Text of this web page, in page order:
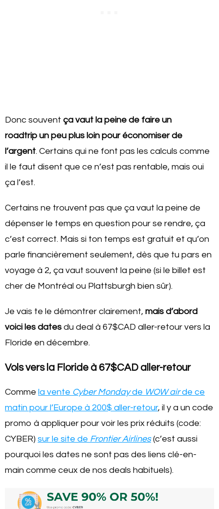
Donc souvent ça vaut la peine de faire un
roadtrip un peu plus loin pour économiser de
l’argent. Certains qui ne font pas les calculs comme
il le faut disent que ce n’est pas rentable, mais oui
ça l’est.
Certains ne trouvent pas que ça vaut la peine de
dépenser le temps en question pour se rendre, ça
c’est correct. Mais si ton temps est gratuit et qu’on
parle financièrement seulement, dès que tu pars en
voyage à 2, ça vaut souvent la peine (si le billet est
cher de Montréal ou Plattsburgh bien sûr).
Je vais te le démontrer clairement, mais d’abord
voici les dates du deal à 67$CAD aller-retour vers la
Floride en décembre.
Vols vers la Floride à 67$CAD aller-retour
Comme la vente Cyber Mondayde WOW airde ce
matin pour l’Europe à 200$ aller-retour, il y a un code
promo à appliquer pour voir les prix réduits (code:
CYBER) sur le site de Frontier Airlines(c’est aussi
pourquoi les dates ne sont pas des liens clé-en-
main comme ceux de nos deals habituels).